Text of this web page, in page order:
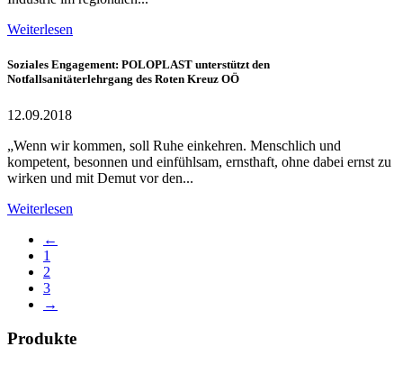
Weiterlesen
Soziales Engagement: POLOPLAST unterstützt den
Notfallsanitäterlehrgang des Roten Kreuz OÖ
12.09.2018
„Wenn wir kommen, soll Ruhe einkehren. Menschlich und
kompetent, besonnen und einfühlsam, ernsthaft, ohne dabei ernst zu
wirken und mit Demut vor den...
Weiterlesen
←
1
2
3
→
Produkte